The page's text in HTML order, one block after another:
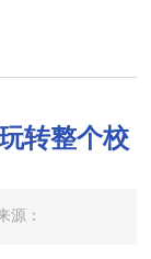
转整个校
源：